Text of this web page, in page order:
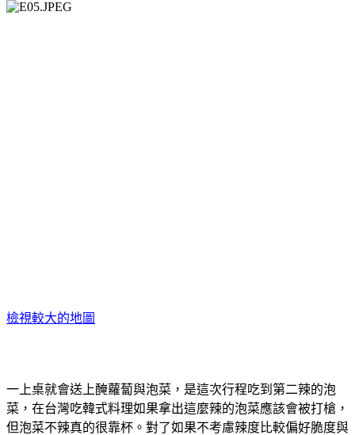
檢視較大的地圖
一上桌就會送上醃蘿蔔與泡菜，是這次行程吃到第二辣的泡
菜，在台灣吃韓式料理如果拿出這麼辣的泡菜應該會被打槍，
但泡菜不辣真的很靠杯。對了如果不考慮辣度比較偏好脆度與